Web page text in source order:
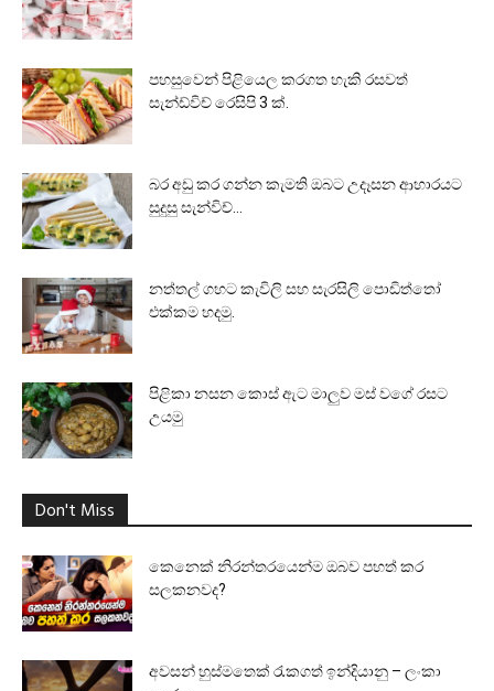
පහසුවෙන් පිළියෙල කරගත හැකි රසවත්
සැන්ඩ්විච් රෙසිපි 3 ක්.
බර අඩු කර ගන්න කැමති ඔබට උදෑසන ආහාරයට
සුදුසු සැන්විච්...
නත්තල් ගහට කැවිලි සහ සැරසිලි පොඩිත්තෝ
එක්කම හදමු.
පිළිකා නසන කොස් ඇට මාලුව මස් වගේ රසට
උයමු
Don't Miss
කෙනෙක් නිරන්තරයෙන්ම ඔබව පහත් කර
සලකනවද?
අවසන් හුස්මතෙක් රැකගත් ඉන්දියානු – ලංකා